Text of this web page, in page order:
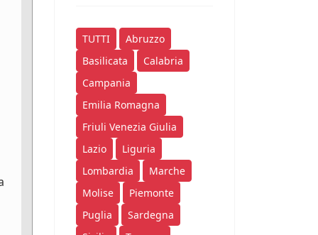
TUTTI
Abruzzo
Basilicata
Calabria
Campania
Emilia Romagna
Friuli Venezia Giulia
Lazio
Liguria
Lombardia
Marche
Molise
Piemonte
Puglia
Sardegna